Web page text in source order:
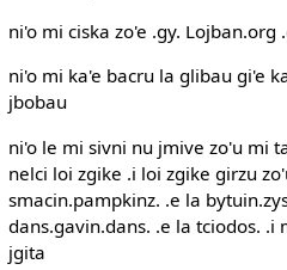
ni'o mi ciska zo'e .gy.
ni'o mi ka'e bacru la glibau gi'e
jbobau
ni'o le mi sivni nu jmive zo'u mi
nelci loi zgike .i loi zgike girzu
smacin.pampkinz. .e la
dans.gavin.dans. .e la tciodos. .i
jgita